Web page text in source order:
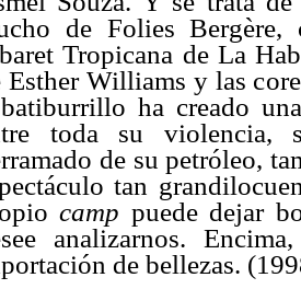
de Folies
Tropicana de La
Esther Williams y las
ha creado
toda su violencia,
de su petróleo,
tan
camp puede dejar
analizarnos.
de bellezas.